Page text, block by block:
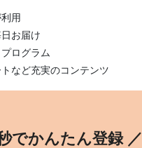
用
お届け
ログラム
など充実のコンテンツ
でかんたん登録 ／